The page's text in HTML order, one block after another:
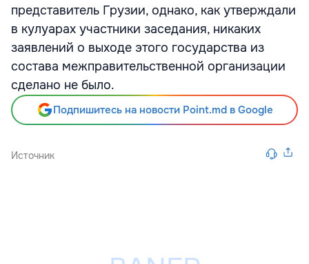
представитель Грузии, однако, как утверждали
в кулуарах участники заседания, никаких
заявлений о выходе этого государства из
состава межправительственной организации
сделано не было.
Подпишитесь на новости Point.md в Google
Источник